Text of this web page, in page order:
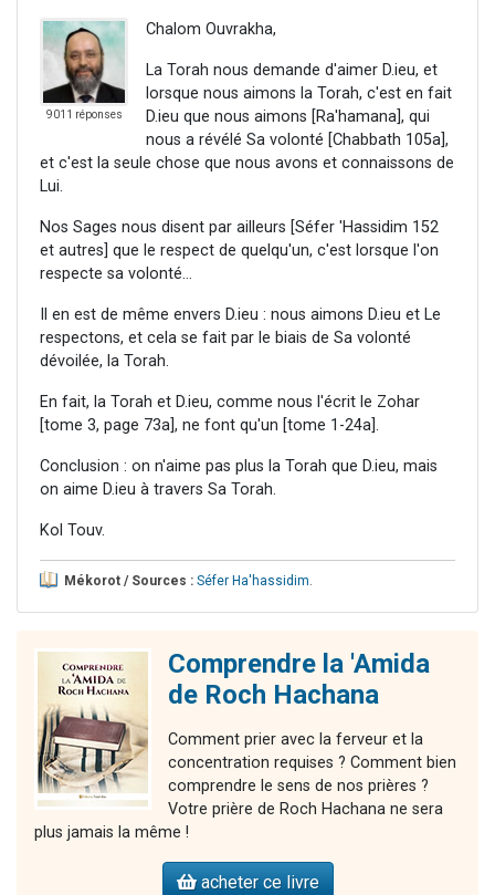
9011 réponses
Chalom Ouvrakha,
La Torah nous demande d'aimer D.ieu, et
lorsque nous aimons la Torah, c'est en fait
D.ieu que nous aimons [Ra'hamana], qui
nous a révélé Sa volonté [Chabbath 105a],
et c'est la seule chose que nous avons et connaissons de
Lui.
Nos Sages nous disent par ailleurs [Séfer 'Hassidim 152
et autres] que le respect de quelqu'un, c'est lorsque l'on
respecte sa volonté...
Il en est de même envers D.ieu : nous aimons D.ieu et Le
respectons, et cela se fait par le biais de Sa volonté
dévoilée, la Torah.
En fait, la Torah et D.ieu, comme nous l'écrit le Zohar
[tome 3, page 73a], ne font qu'un [tome 1-24a].
Conclusion : on n'aime pas plus la Torah que D.ieu, mais
on aime D.ieu à travers Sa Torah.
Kol Touv.
Mékorot / Sources : Séfer Ha'hassidim.
Comprendre la 'Amida
de Roch Hachana
Comment prier avec la ferveur et la
concentration requises ? Comment bien
comprendre le sens de nos prières ?
Votre prière de Roch Hachana ne sera
plus jamais la même !
acheter ce livre